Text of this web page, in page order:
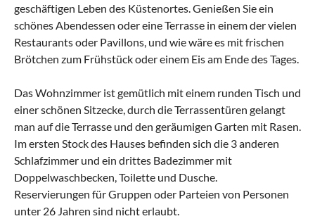
geschäftigen Leben des Küstenortes. Genießen Sie ein
schönes Abendessen oder eine Terrasse in einem der vielen
Restaurants oder Pavillons, und wie wäre es mit frischen
Brötchen zum Frühstück oder einem Eis am Ende des Tages.
Das Wohnzimmer ist gemütlich mit einem runden Tisch und
einer schönen Sitzecke, durch die Terrassentüren gelangt
man auf die Terrasse und den geräumigen Garten mit Rasen.
Im ersten Stock des Hauses befinden sich die 3 anderen
Schlafzimmer und ein drittes Badezimmer mit
Doppelwaschbecken, Toilette und Dusche.
Reservierungen für Gruppen oder Parteien von Personen
unter 26 Jahren sind nicht erlaubt.